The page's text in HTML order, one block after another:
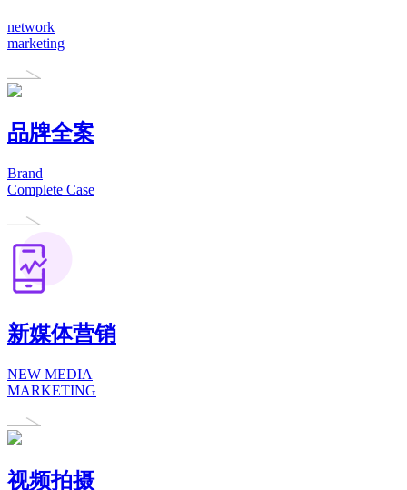
network
marketing
品牌全案
Brand
Complete Case
新媒体营销
NEW MEDIA
MARKETING
视频拍摄